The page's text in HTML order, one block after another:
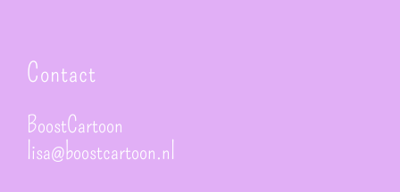
Contact
BoostCartoon
lisa@boostcartoon.nl